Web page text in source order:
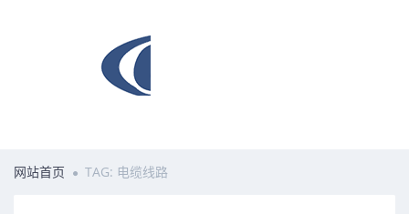
网站首页 TAG: 电缆线路